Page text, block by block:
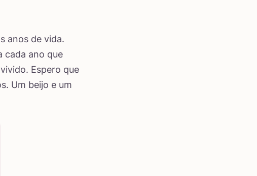
anos de vida.
cada ano que
Espero que
Um beijo e um